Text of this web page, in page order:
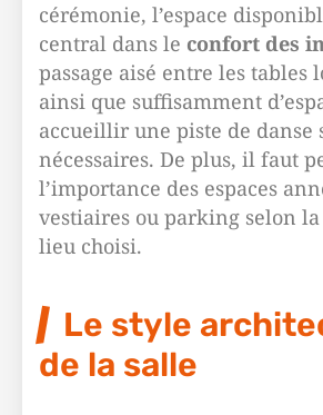
cérémonie, l’espace
central dans le confort des
passage aisé entre les tables
ainsi que suffisamment
accueillir une piste de danse
nécessaires. De plus, il faut
l’importance des espaces
vestiaires ou parking selon
lieu choisi.
Le style
de la salle